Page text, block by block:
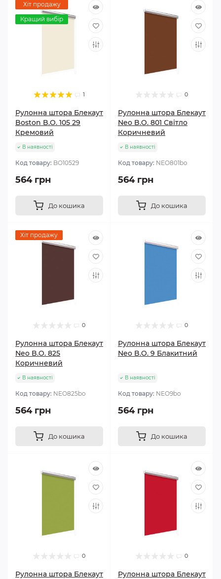
Хіт продажу
Кращий вибір
1
Рулонна штора Блекаут
Boston B.O. 105 29
Кремовий
В наявності
Код товару: BО10529
564 грн
До кошика
0
Рулонна штора Блекаут
Neo B.O. 801 Світло
Коричневий
В наявності
Код товару: NEO801bo
564 грн
До кошика
Хіт продажу
0
Рулонна штора Блекаут
Neo B.O. 825
Коричневий
В наявності
Код товару: NEO825bo
564 грн
До кошика
0
Рулонна штора Блекаут
Neo B.O. 9 Блакитний
В наявності
Код товару: NEO9bo
564 грн
До кошика
0
Рулонна штора Блекаут
0
Рулонна штора Блекаут